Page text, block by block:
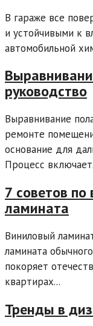
В гараже все
и устойчивыми к
автомобильной
руководство
Выравнивание
ремонте
основание для
Процесс
7 советов
ламината
Виниловый
ламината
покоряет
квартирах...
Тренды в